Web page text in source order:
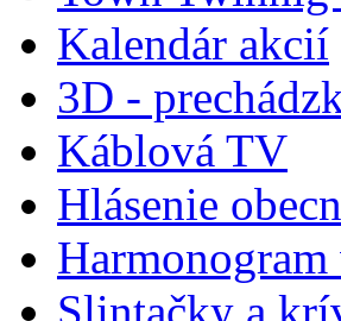
Kalendár akcií
3D -
Káblová TV
Hlásenie
Slintačky a